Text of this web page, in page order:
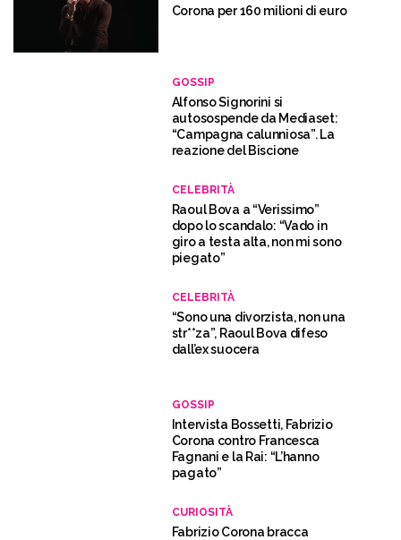
Corona per 160 milioni di euro
GOSSIP
Alfonso Signorini si
autosospende da Mediaset:
“Campagna calunniosa”. La
reazione del Biscione
CELEBRITÀ
Raoul Bova a “Verissimo”
dopo lo scandalo: “Vado in
giro a testa alta, non mi sono
piegato”
CELEBRITÀ
“Sono una divorzista, non una
str**za”, Raoul Bova difeso
dall’ex suocera
GOSSIP
Intervista Bossetti, Fabrizio
Corona contro Francesca
Fagnani e la Rai: “L’hanno
pagato”
CURIOSITÀ
Fabrizio Corona bracca